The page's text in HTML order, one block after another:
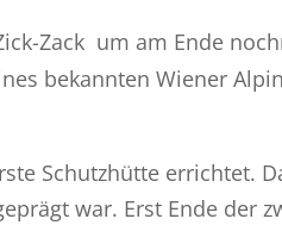
Zack um am Ende
bekannten Wiener
Schutzhütte errichtet.
war. Erst Ende der